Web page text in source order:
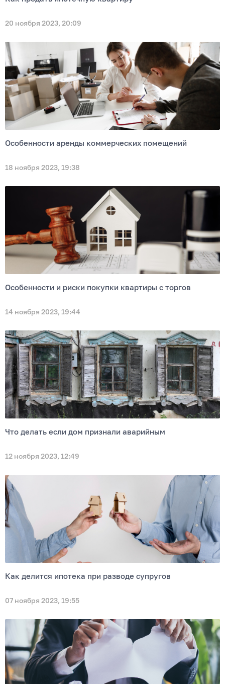
20 ноября 2023, 20:09
Особенности аренды коммерческих помещений
18 ноября 2023, 19:38
Особенности и риски покупки квартиры с торгов
14 ноября 2023, 19:44
Что делать если дом признали аварийным
12 ноября 2023, 12:49
Как делится ипотека при разводе супругов
07 ноября 2023, 19:55